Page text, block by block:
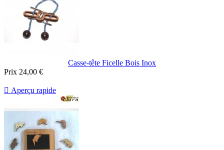
Casse-tête Ficelle Bois Inox
Prix 24,00 €
 Aperçu rapide